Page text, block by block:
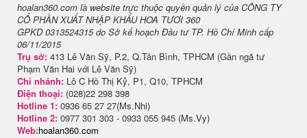
hoalan360.com là website trực thuộc quyền quản lý của CÔNG TY
CỔ PHẦN XUẤT NHẬP KHẨU HOA TƯƠI 360
GPKD 0313524315 do Sở kế hoạch Đầu tư TP. Hồ Chí Minh cấp
06/11/2015
Trụ sở: 413 Lê Văn Sỹ, P.2, Q.Tân Bình, TPHCM (Gần ngã tư
Phạm Văn Hai với Lê Văn Sỹ)
Chi nhánh: Lô C Hồ Thị Kỷ, P1, Q10, TPHCM
Điện thoại: (028)22 298 398
Hotline 1: 0936 65 27 27(Ms.Nhi)
Hotline 2: 0977 301 303 - 0933 055 945 (Ms.Vy)
Web:hoalan360.com